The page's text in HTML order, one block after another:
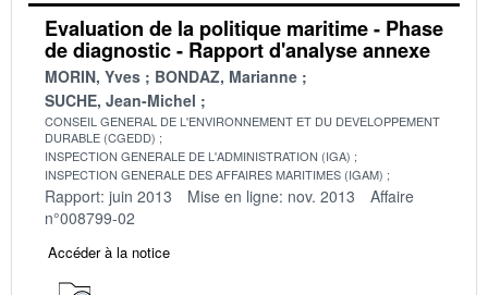
Evaluation de la politique maritime - Phase
de diagnostic - Rapport d'analyse annexe
MORIN, Yves
BONDAZ, Marianne
SUCHE, Jean-Michel
CONSEIL GENERAL DE L'ENVIRONNEMENT ET DU DEVELOPPEMENT
DURABLE (CGEDD)
INSPECTION GENERALE DE L'ADMINISTRATION (IGA)
INSPECTION GENERALE DES AFFAIRES MARITIMES (IGAM)
Rapport: juin 2013 Mise en ligne: nov. 2013
Affaire
n°008799-02
Accéder à la notice